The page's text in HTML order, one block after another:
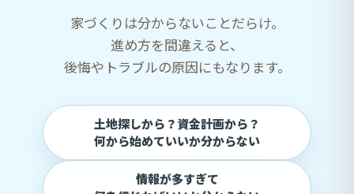
家づくりは分からないことだらけ。
進め方を間違えると、
後悔やトラブルの原因にもなります。
土地探しから？資金計画から？
何から始めていいか分からない
情報が多すぎて